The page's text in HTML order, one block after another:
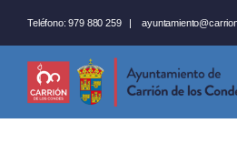
al
contenido
Teléfono: 979 880 259 |